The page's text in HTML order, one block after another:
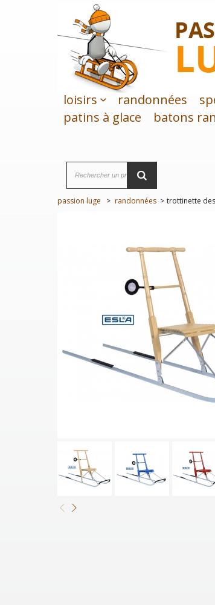
loisirs randonnées
patins à glace
batons
passion luge > randonnées > trottinette